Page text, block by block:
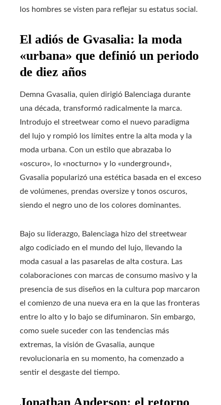
los hombres se visten para reflejar su estatus social.
El adiós de Gvasalia: la moda
«urbana» que definió un periodo
de diez años
Demna Gvasalia, quien dirigió Balenciaga durante
una década, transformó radicalmente la marca.
Introdujo el streetwear como el nuevo paradigma
del lujo y rompió los límites entre la alta moda y la
moda urbana. Con un estilo que abrazaba lo
«oscuro», lo «nocturno» y lo «underground»,
Gvasalia popularizó una estética basada en el exceso
de volúmenes, prendas oversize y tonos oscuros,
siendo el negro uno de los colores dominantes.
Bajo su liderazgo, Balenciaga hizo del streetwear
algo codiciado en el mundo del lujo, llevando la
moda casual a las pasarelas de alta costura. Las
colaboraciones con marcas de consumo masivo y la
presencia de sus diseños en la cultura pop marcaron
el comienzo de una nueva era en la que las fronteras
entre lo alto y lo bajo se difuminaron. Sin embargo,
como suele suceder con las tendencias más
extremas, la visión de Gvasalia, aunque
revolucionaria en su momento, ha comenzado a
sentir el desgaste del tiempo.